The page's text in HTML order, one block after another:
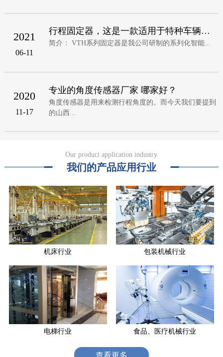
2021
06-11
行程固定器，这是一款适用于特种车辆，无人
简介： VTH系列固定器是我公司研制的系列化智能...
2020
11-17
专业的角度传感器厂家 哪家好？
角度传感器是用来检测行程角度的。而今天我们要提到
的山西...
Our product application industry
我们的产品应用行业
机床行业 包装机械行业
电梯行业 食品、医疗机械行业
查看更多